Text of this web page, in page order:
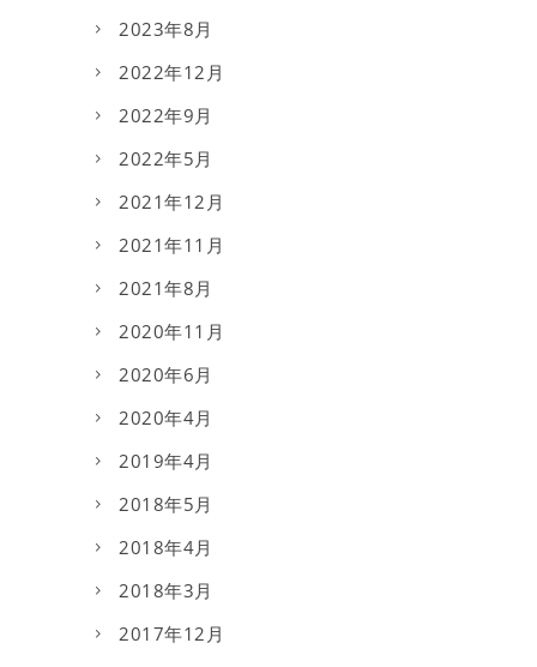
2023年8月
2022年12月
2022年9月
2022年5月
2021年12月
2021年11月
2021年8月
2020年11月
2020年6月
2020年4月
2019年4月
2018年5月
2018年4月
2018年3月
2017年12月